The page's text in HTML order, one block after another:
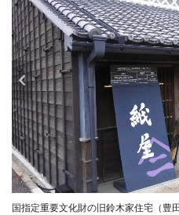
国指定重要文化財の旧鈴木家住宅（豊